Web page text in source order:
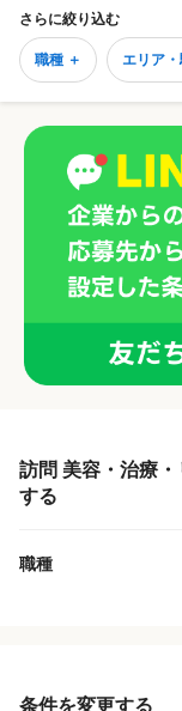
さらに絞り込む
職種 ＋ エリア・
訪問 美容・治療
する
職種
条件を変更する